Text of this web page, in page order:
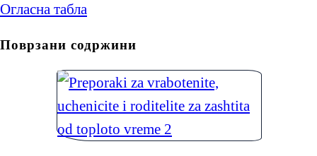
Огласна табла
Поврзани содржини